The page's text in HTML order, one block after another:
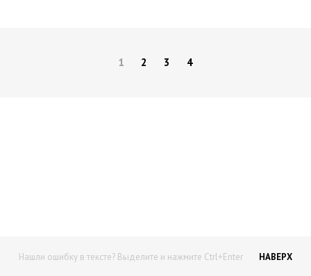
1 2 3 4
Нашли ошибку в тексте? Выделите и нажмите Ctrl+Enter НАВЕРХ